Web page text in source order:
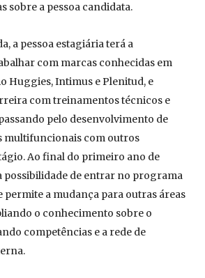
sobre a pessoa candidata.
a pessoa estagiária terá a
com marcas conhecidas em
Huggies, Intimus e Plenitud, e
com treinamentos técnicos e
pelo desenvolvimento de
multifuncionais com outros
Ao final do primeiro ano de
possibilidade de entrar no programa
permite a mudança para outras áreas
o conhecimento sobre o
competências e a rede de